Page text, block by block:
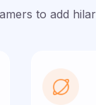
to add